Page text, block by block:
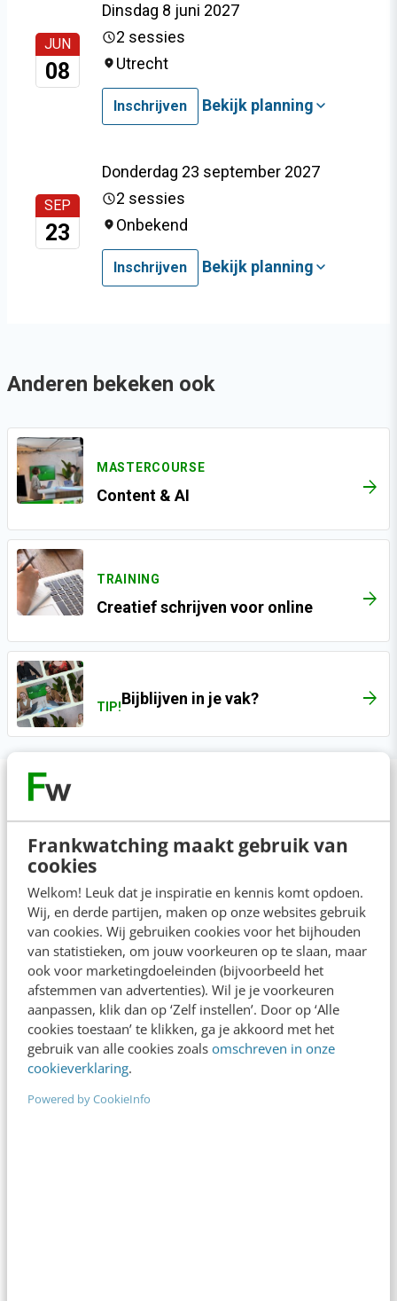
Frankwatching maakt gebruik van
cookies
Welkom! Leuk dat je inspiratie en kennis komt opdoen.
Wij, en derde partijen, maken op onze websites gebruik
van cookies. Wij gebruiken cookies voor het bijhouden
van statistieken, om jouw voorkeuren op te slaan, maar
ook voor marketingdoeleinden (bijvoorbeeld het
afstemmen van advertenties). Wil je je voorkeuren
aanpassen, klik dan op ‘Zelf instellen’. Door op ‘Alle
cookies toestaan’ te klikken, ga je akkoord met het
gebruik van alle cookies zoals omschreven in onze
cookieverklaring.
Powered by CookieInfo
JUN
08
Dinsdag 8 juni 2027
2 sessies
Utrecht
Inschrijven Bekijk planning
SEP
23
Donderdag 23 september 2027
2 sessies
Onbekend
Inschrijven Bekijk planning
Anderen bekeken ook
MASTERCOURSE
Content & AI ARROW_FORWARD
TRAINING
Creatief schrijven voor online ARROW_FORWARD
TIP!Bijblijven in je vak?
Deze organisaties gingen je
voor